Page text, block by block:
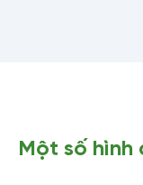
Một số hình